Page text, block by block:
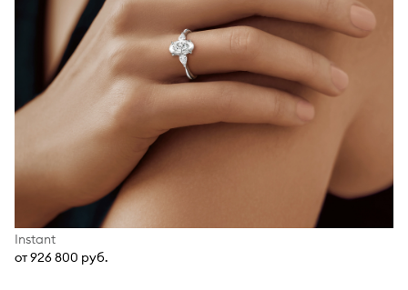
Instant
от 926 800 руб.